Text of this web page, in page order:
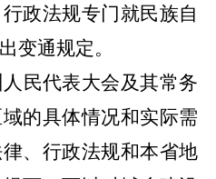
政法规专门就民族自
变通规定。
人民代表大会及其常务
的具体情况和实际需
、行政法规和本省地